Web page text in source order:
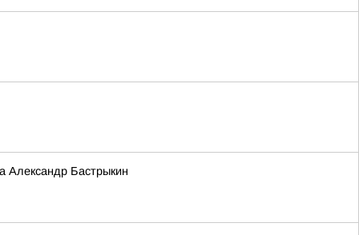
Александр Бастрыкин